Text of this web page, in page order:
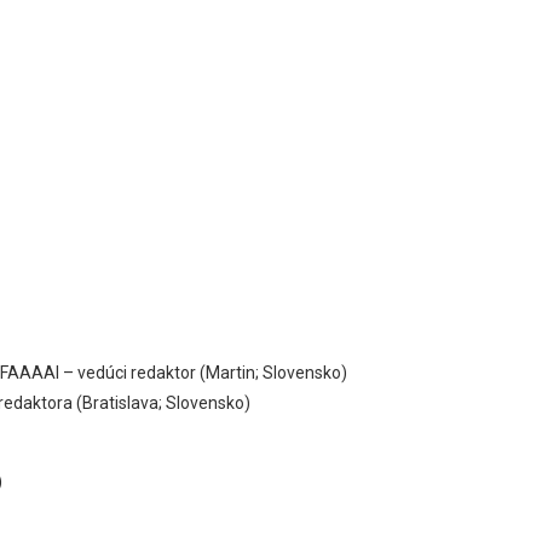
– vedúci redaktor (Martin; Slovensko)
(Bratislava; Slovensko)